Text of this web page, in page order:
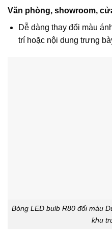
Văn phòng, showroom,
Dễ dàng thay đổi màu
trí hoặc nội dung trưng
Bóng LED bulb R80 đổi màu
khu